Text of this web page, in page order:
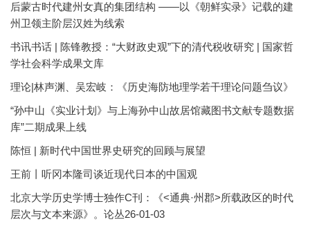
后蒙古时代建州女真的集团结构 ——以《朝鲜实录》记载的建
州卫领主阶层汉姓为线索
书讯书话 | 陈锋教授：“大财政史观”下的清代税收研究 | 国家哲
学社会科学成果文库
理论|林声渊、吴宏岐：《历史海防地理学若干理论问题刍议》
“孙中山《实业计划》与上海孙中山故居馆藏图书文献专题数据
库”二期成果上线
陈恒 | 新时代中国世界史研究的回顾与展望
王前丨听冈本隆司谈近现代日本的中国观
北京大学历史学博士独作C刊：《<通典·州郡>所载政区的时代
层次与文本来源》。论丛26-01-03